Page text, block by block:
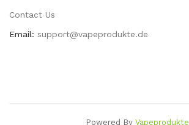
Contact Us
Email: support@vapeprodukte.de
Powered By Vapeprodukte